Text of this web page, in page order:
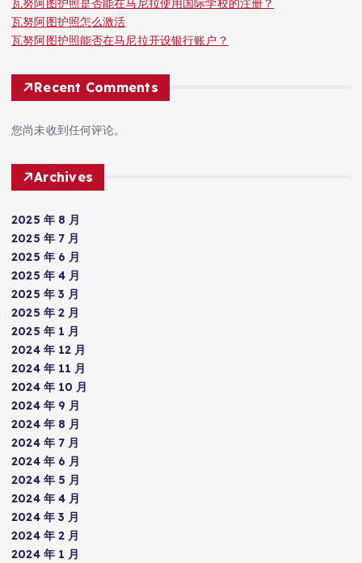
瓦努阿图护照是否能在马尼拉使用国际学校的注册？
瓦努阿图护照怎么激活
瓦努阿图护照能否在马尼拉开设银行账户？
Recent Comments
您尚未收到任何评论。
Archives
2025 年 8 月
2025 年 7 月
2025 年 6 月
2025 年 4 月
2025 年 3 月
2025 年 2 月
2025 年 1 月
2024 年 12 月
2024 年 11 月
2024 年 10 月
2024 年 9 月
2024 年 8 月
2024 年 7 月
2024 年 6 月
2024 年 5 月
2024 年 4 月
2024 年 3 月
2024 年 2 月
2024 年 1 月